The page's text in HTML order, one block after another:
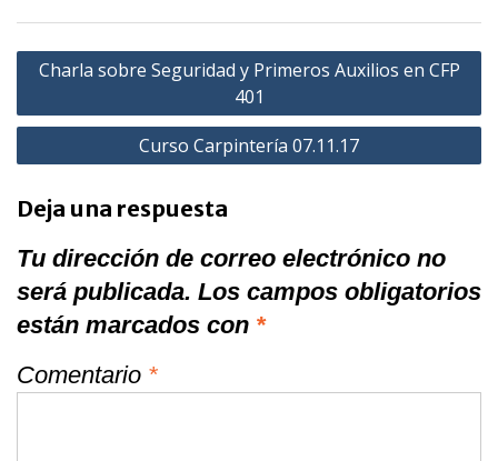
Navegación
entradas
Charla sobre Seguridad y Primeros Auxilios en CFP
401
Curso Carpintería 07.11.17
Deja una respuesta
Tu dirección de correo electrónico no
será publicada. Los campos obligatorios
están marcados con *
Comentario *